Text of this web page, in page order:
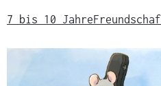
i
h
7 bis 10 Jahre